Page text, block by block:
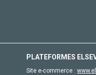
PLATEFORMES
Site e-commerce :